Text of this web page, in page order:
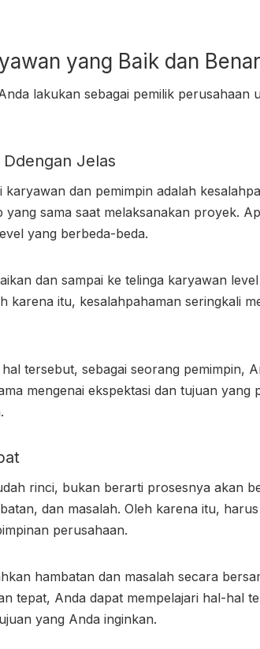
yang Baik dan Benar
lakukan sebagai pemilik perusahaan
Ddengan Jelas
dan pemimpin adalah
yang sama saat melaksanakan proyek.
yang berbeda-beda.
dan sampai ke telinga karyawan
karena itu, kesalahpahaman seringkali
tersebut, sebagai seorang pemimpin,
mengenai ekspektasi dan tujuan yang
rinci, bukan berarti prosesnya akan
dan masalah. Oleh karena itu,
perusahaan.
hambatan dan masalah secara
tepat, Anda dapat mempelajari hal-hal
yang Anda inginkan.